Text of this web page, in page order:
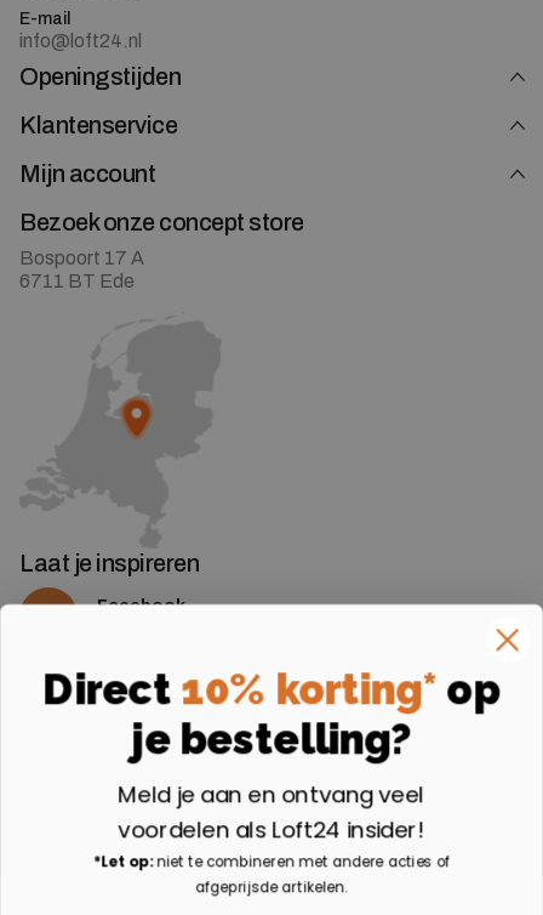
E-mail
info@loft24.nl
Openingstijden
Klantenservice
Mijn account
Bezoek onze concept store
Bospoort 17 A
6711 BT Ede
Laat je inspireren
Facebook
Instagram
Volg ons op Instagram
Aangesloten bij
Direct 10% korting* op
je bestelling?
Meld je aan en ontvang veel
voordelen als Loft24 insider!
*Let op:niet te combineren met andere acties of
afgeprijsde artikelen.